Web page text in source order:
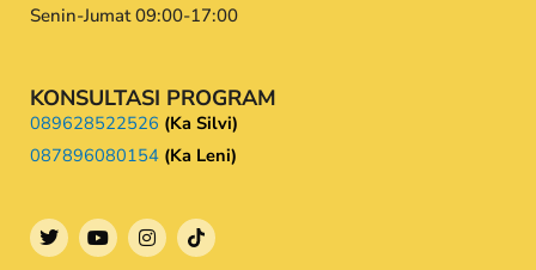
Senin-Jumat 09:00-17:00
KONSULTASI PROGRAM
089628522526 (Ka Silvi)
087896080154 (Ka Leni)
T
w
Y
o
I
n